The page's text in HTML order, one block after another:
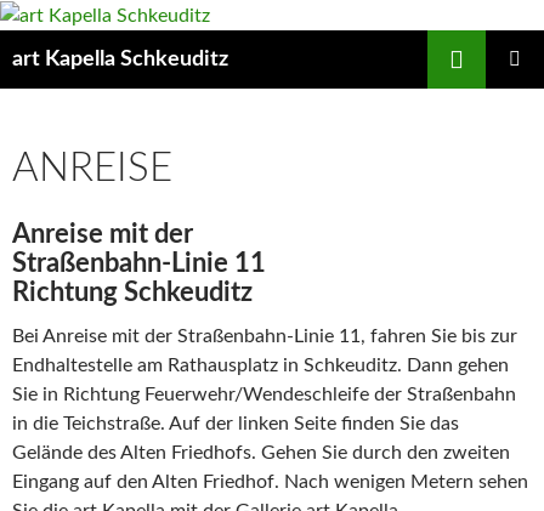
art Kapella Schkeuditz
ANREISE
Anreise mit der
Straßenbahn-Linie 11
Richtung Schkeuditz
Bei Anreise mit der Straßenbahn-Linie 11, fahren Sie bis zur
Endhaltestelle am Rathausplatz in Schkeuditz. Dann gehen
Sie in Richtung Feuerwehr/Wendeschleife der Straßenbahn
in die Teichstraße. Auf der linken Seite finden Sie das
Gelände des Alten Friedhofs. Gehen Sie durch den zweiten
Eingang auf den Alten Friedhof. Nach wenigen Metern sehen